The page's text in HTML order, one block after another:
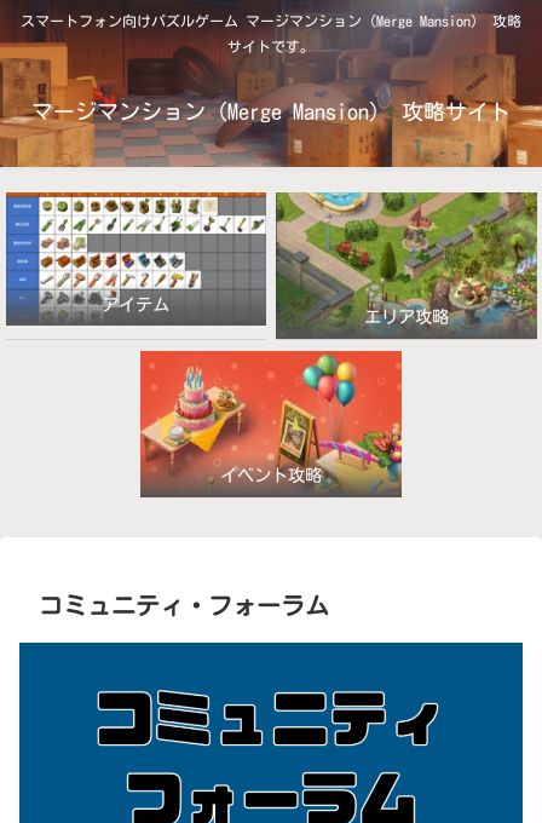
スマートフォン向けパズルゲーム マージマンション（Merge Mansion） 攻略
サイトです。
マージマンション（Merge Mansion） 攻略サイト
アイテム
エリア攻略
イベント攻略
コミュニティ・フォーラム